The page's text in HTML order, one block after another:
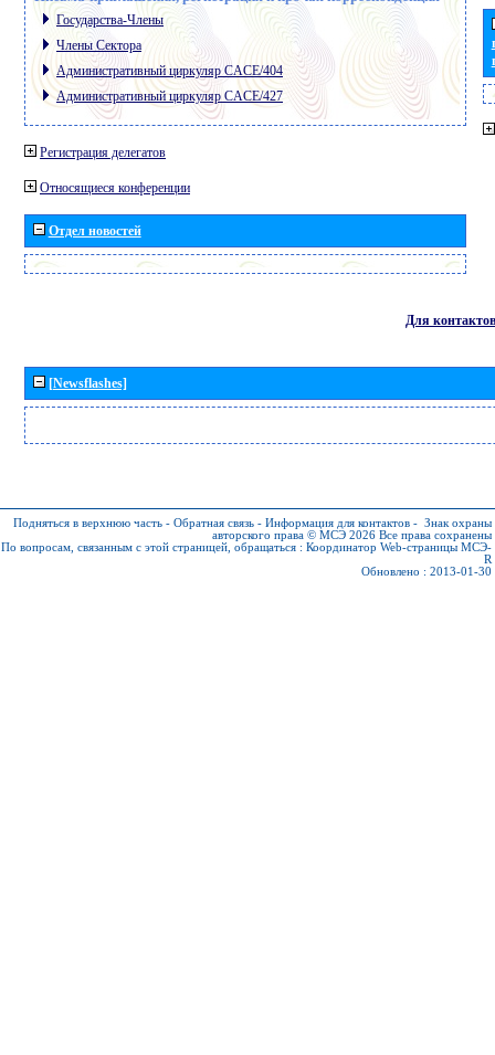
Государства-Члены
Члены Сектора
Административный циркуляр CACE/404
Административный циркуляр CACE/427
Регистрация делегатов
Относящиеся конференции
Отдел новостей
Для контактов
[Newsflashes]
Подняться в верхнюю часть - Обратная связь - Информация для контактов - Знак охраны
авторского права © МСЭ 2026 Все права сохранены
По вопросам, связанным с этой страницей, обращаться : Координатор Web-страницы МСЭ-
R
Обновлено : 2013-01-30